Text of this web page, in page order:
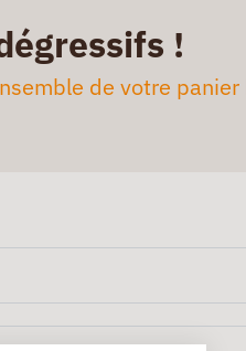
!
de votre panier